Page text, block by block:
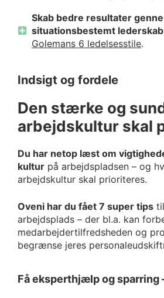
Skab bedre resultater
situationsbestemt
Golemans 6 ledelsesstile.
Indsigt og fordele
Den stærke og
arbejdskultur skal
Du har netop læst om
kultur på arbejdspladsen – og
arbejdskultur skal prioriteres.
Oveni har du fået 7 super tips
arbejdsplads – der bl.a. kan
medarbejdertilfredsheden og
begrænse jeres
Få eksperthjælp og sparring